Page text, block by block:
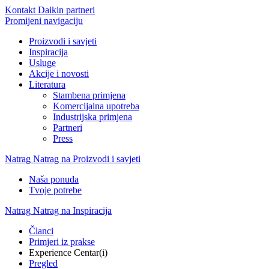
Kontakt Daikin partneri
Promijeni navigaciju
Proizvodi i savjeti
Inspiracija
Usluge
Akcije i novosti
Literatura
Stambena primjena
Komercijalna upotreba
Industrijska primjena
Partneri
Press
Natrag Natrag na Proizvodi i savjeti
Naša ponuda
Tvoje potrebe
Natrag Natrag na Inspiracija
Članci
Primjeri iz prakse
Experience Centar(i)
Pregled